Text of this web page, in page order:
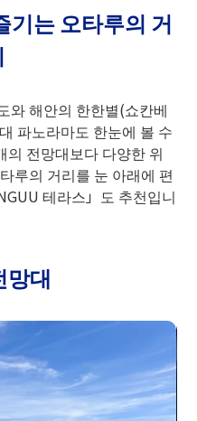
기는 오타루의 거
와 해안의 한한별(쇼칸베
파노라마도 한눈에 볼 수
의 전망대보다 다양한 위
루의 거리를 눈 아래에 편
테라스」도 추천입니
망대